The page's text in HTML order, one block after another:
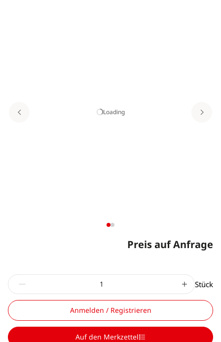
Loading
Preis auf Anfrage
Stück
Anmelden / Registrieren
Auf den Merkzettel